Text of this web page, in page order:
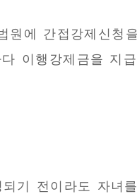
에 간접강제신
이행강제금을 지
기 전이라도 자